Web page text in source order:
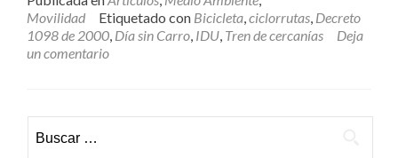
del
día
Movilidad
Etiquetado con Bicicleta,ciclorrutas, Decreto
1098 de 2000, Día sin Carro, IDU, Tren de cercanías
Deja
un comentario